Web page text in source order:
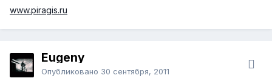
www.piragis.ru
Eugeny
Опубликовано 30 сентября, 2011